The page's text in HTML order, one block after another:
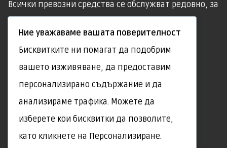
Всички превозни средства се обслужват редовно, за
ГОДИШЕН ПРЕГЛЕД
Редовни годишни прегледи на всички наши
автобуси, бусове и автомобили
ПРОФЕСИОНАЛНИ ШОФЬОРИ
Ние уважаваме вашата поверителност
Бисквитките ни помагат да подобрим
вашето изживяване, да предоставим
персонализирано съдържание и да
анализираме трафика. Можете да
изберете кои бисквитки да позволите,
като кликнете на Персонализиране.